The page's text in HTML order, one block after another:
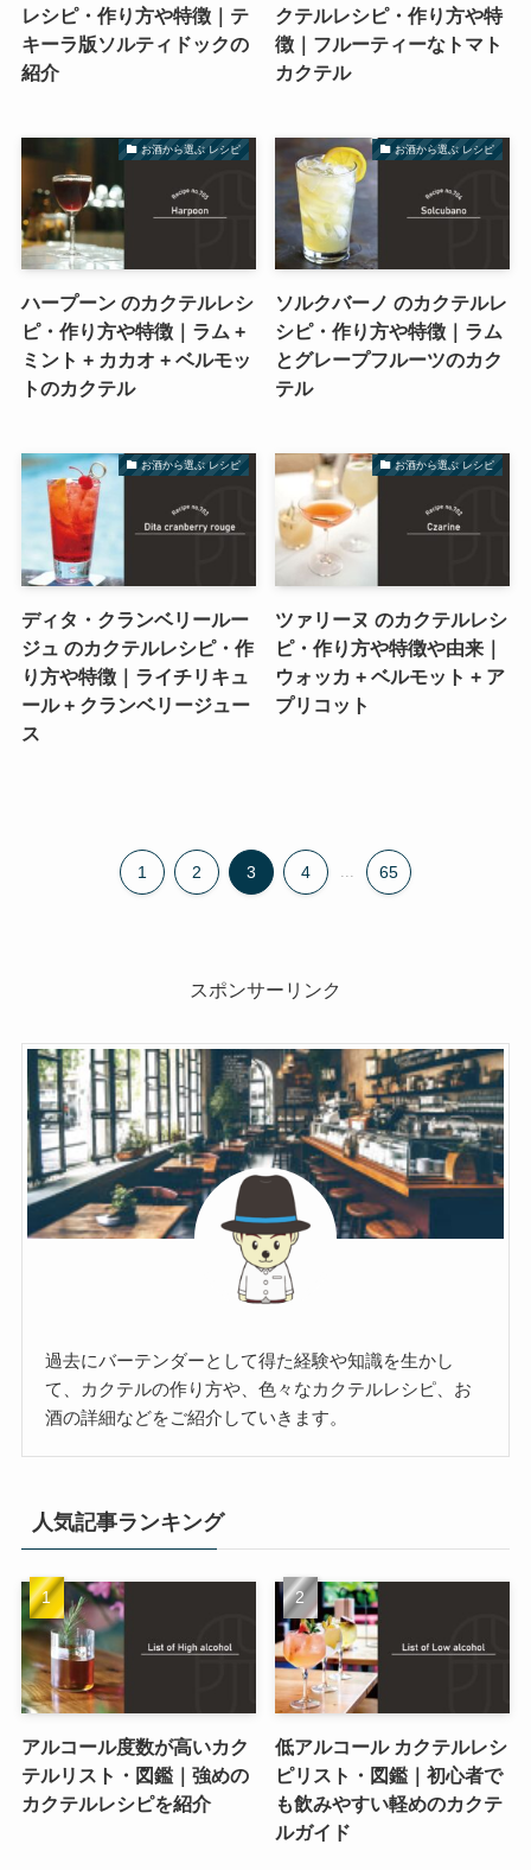
レシピ・作り方や特徴｜テ
キーラ版ソルティドックの
紹介
クテルレシピ・作り方や特
徴｜フルーティーなトマト
カクテル
お酒から選ぶ レシピ
ハープーン のカクテルレシ
ピ・作り方や特徴｜ラム +
ミント + カカオ + ベルモッ
トのカクテル
お酒から選ぶ レシピ
ソルクバーノ のカクテルレ
シピ・作り方や特徴｜ラム
とグレープフルーツのカク
テル
お酒から選ぶ レシピ
ディタ・クランベリールー
ジュ のカクテルレシピ・作
り方や特徴｜ライチリキュ
ール + クランベリージュー
ス
お酒から選ぶ レシピ
ツァリーヌ のカクテルレシ
ピ・作り方や特徴や由来｜
ウォッカ + ベルモット + ア
プリコット
1 2 3 4 65
スポンサーリンク
過去にバーテンダーとして得た経験や知識を生かし
て、カクテルの作り方や、色々なカクテルレシピ、お
酒の詳細などをご紹介していきます。
人気記事ランキング
アルコール度数が高いカク
テルリスト・図鑑｜強めの
カクテルレシピを紹介
低アルコール カクテルレシ
ピリスト・図鑑｜初心者で
も飲みやすい軽めのカクテ
ルガイド